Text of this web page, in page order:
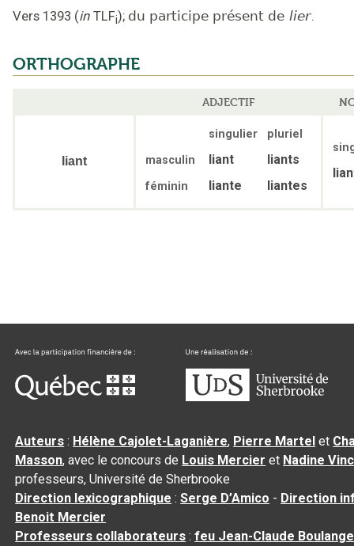
Vers 1393 (in TLFi); du participe présent de lier.
ORTHOGRAPHE
ADJECTIF
liant
singulier
pluriel
masculin
liant liants
féminin liante liantes
Auteurs : Hélène Cajolet-Laganière, Pierre Martel et
Masson, avec le concours de Louis Mercier et Nadine
professeurs, Université de Sherbrooke
Direction lexicographique :Serge D’Amico - Direction
Benoit Mercier
Professeurs collaborateurs :feu Jean-Claude